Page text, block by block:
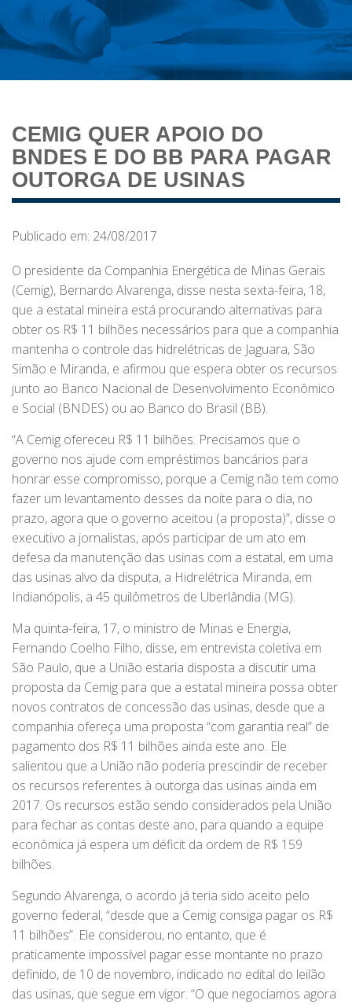
CEMIG QUER APOIO DO
BNDES E DO BB PARA PAGAR
OUTORGA DE USINAS
Publicado em: 24/08/2017
O presidente da Companhia Energética de Minas Gerais
(Cemig), Bernardo Alvarenga, disse nesta sexta-feira, 18,
que a estatal mineira está procurando alternativas para
obter os R$ 11 bilhões necessários para que a companhia
mantenha o controle das hidrelétricas de Jaguara, São
Simão e Miranda, e afirmou que espera obter os recursos
junto ao Banco Nacional de Desenvolvimento Econômico
e Social (BNDES) ou ao Banco do Brasil (BB).
“A Cemig ofereceu R$ 11 bilhões. Precisamos que o
governo nos ajude com empréstimos bancários para
honrar esse compromisso, porque a Cemig não tem como
fazer um levantamento desses da noite para o dia, no
prazo, agora que o governo aceitou (a proposta)”, disse o
executivo a jornalistas, após participar de um ato em
defesa da manutenção das usinas com a estatal, em uma
das usinas alvo da disputa, a Hidrelétrica Miranda, em
Indianópolis, a 45 quilômetros de Uberlândia (MG).
Ma quinta-feira, 17, o ministro de Minas e Energia,
Fernando Coelho Filho, disse, em entrevista coletiva em
São Paulo, que a União estaria disposta a discutir uma
proposta da Cemig para que a estatal mineira possa obter
novos contratos de concessão das usinas, desde que a
companhia ofereça uma proposta “com garantia real” de
pagamento dos R$ 11 bilhões ainda este ano. Ele
salientou que a União não poderia prescindir de receber
os recursos referentes à outorga das usinas ainda em
2017. Os recursos estão sendo considerados pela União
para fechar as contas deste ano, para quando a equipe
econômica já espera um déficit da ordem de R$ 159
bilhões.
Segundo Alvarenga, o acordo já teria sido aceito pelo
governo federal, “desde que a Cemig consiga pagar os R$
11 bilhões”. Ele considerou, no entanto, que é
praticamente impossível pagar esse montante no prazo
definido, de 10 de novembro, indicado no edital do leilão
das usinas, que segue em vigor. “O que negociamos agora